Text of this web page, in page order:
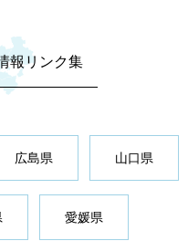
報リンク集
広島県 山口県
愛媛県